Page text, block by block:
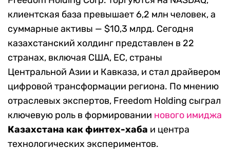
клиентская база превышает 6,2 млн человек, а
суммарные активы — $10,3 млрд. Сегодня
казахстанский холдинг представлен в 22
странах, включая США, ЕС, страны
Центральной Азии и Кавказа, и стал драйвером
цифровой трансформации региона. По мнению
отраслевых экспертов, Freedom Holding сыграл
ключевую роль в формировании нового имиджа
Казахстана как финтех-хаба и центра
технологических экспериментов.